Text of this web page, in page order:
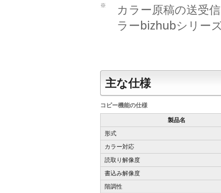
※
カラー原稿の送受
ラーbizhubシリー
主な仕様
コピー機能の仕様
製品名
形式
カラー対応
読取り解像度
書込み解像度
階調性